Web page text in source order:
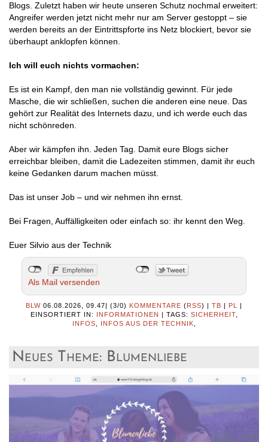
Blogs. Zuletzt haben wir heute unseren Schutz nochmal erweitert:
Angreifer werden jetzt nicht mehr nur am Server gestoppt – sie
werden bereits an der Eintrittspforte ins Netz blockiert, bevor sie
überhaupt anklopfen können.
Ich will euch nichts vormachen:
Es ist ein Kampf, den man nie vollständig gewinnt. Für jede
Masche, die wir schließen, suchen die anderen eine neue. Das
gehört zur Realität des Internets dazu, und ich werde euch das
nicht schönreden.
Aber wir kämpfen ihn. Jeden Tag. Damit eure Blogs sicher
erreichbar bleiben, damit die Ladezeiten stimmen, damit ihr euch
keine Gedanken darum machen müsst.
Das ist unser Job – und wir nehmen ihn ernst.
Bei Fragen, Auffälligkeiten oder einfach so: ihr kennt den Weg.
Euer Silvio aus der Technik
Als Mail versenden
BLW 06.08.2026, 09.47| (3/0) KOMMENTARE (RSS) | TB | PL
|
EINSORTIERT IN: INFORMATIONEN | TAGS: SICHERHEIT,
INFOS
INFOS AUS DER TECHNIK
Neues Theme: Blumenliebe